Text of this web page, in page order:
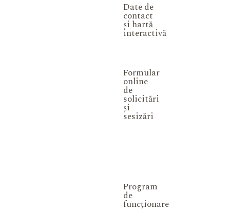
Date de
contact
și hartă
interactivă
Formular
online
de
solicitări
și
sesizări
Program
de
funcționare